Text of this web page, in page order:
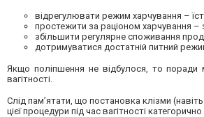
відрегулювати режим харчування –
простежити за раціоном харчування
збільшити регулярне споживання
дотримуватися достатній питний
Якщо поліпшення не відбулося, то поради
вагітності.
Слід пам’ятати, що постановка клізми
цієї процедури під час вагітності